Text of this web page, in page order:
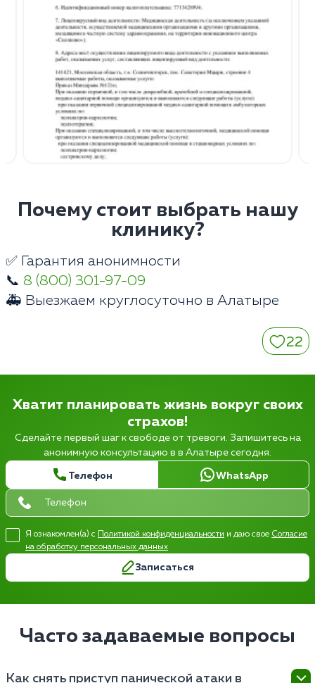
Почему стоит выбрать нашу
клинику?
✅ Гарантия анонимности
📞 8 (800) 301-97-09
🚑 Выезжаем круглосуточно в Алатыре
22
Хватит планировать жизнь вокруг своих
страхов!
Сделайте первый шаг к свободе от тревоги. Запишитесь на
анонимную консультацию в в Алатыре сегодня.
Телефон WhatsApp
Я ознакомлен(а) с Политикой конфиденциальности и даю свое Согласие
на обработку персональных данных
Записаться
Часто задаваемые вопросы
Как снять приступ панической атаки в